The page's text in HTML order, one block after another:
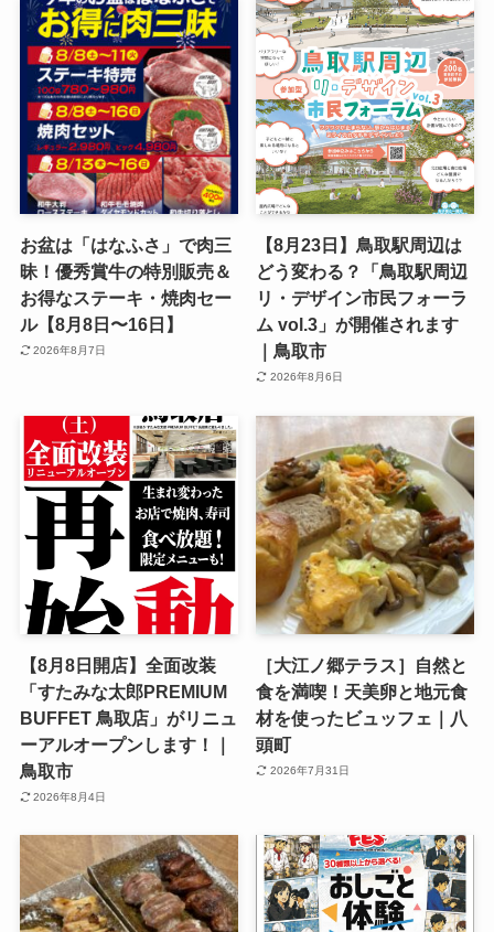
お盆は「はなふさ」で肉三
昧！優秀賞牛の特別販売＆
お得なステーキ・焼肉セー
ル【8月8日〜16日】
2026年8月7日
【8月23日】鳥取駅周辺は
どう変わる？「鳥取駅周辺
リ・デザイン市民フォーラ
ム vol.3」が開催されます
｜鳥取市
2026年8月6日
【8月8日開店】全面改装
「すたみな太郎PREMIUM
BUFFET 鳥取店」がリニュ
ーアルオープンします！｜
鳥取市
2026年8月4日
［大江ノ郷テラス］自然と
食を満喫！天美卵と地元食
材を使ったビュッフェ｜八
頭町
2026年7月31日